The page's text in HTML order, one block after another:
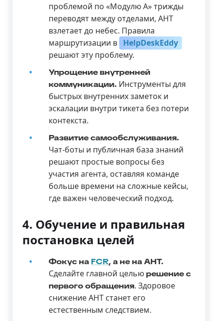
проблемой по «Модулю А» трижды
переводят между отделами, AHT
взлетает до небес. Правила
маршрутизации в HelpDeskEddy
решают эту проблему.
Упрощение внутренней
коммуникации. Инструменты для
быстрых внутренних заметок и
эскалации внутри тикета без потери
контекста.
Развитие самообслуживания.
Чат-боты и публичная база знаний
решают простые вопросы без
участия агента, оставляя команде
больше времени на сложные кейсы,
где важен человеческий подход.
4. Обучение и правильная
постановка целей
Фокус на FCR, а не на AHT.
Сделайте главной цельюрешение с
первого обращения. Здоровое
снижение AHT станет его
естественным следствием.